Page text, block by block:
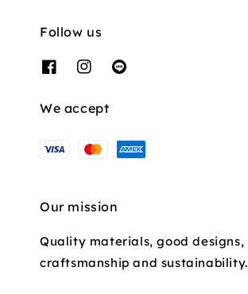
Follow us
We accept
Our mission
Quality materials, good designs,
craftsmanship and sustainability.